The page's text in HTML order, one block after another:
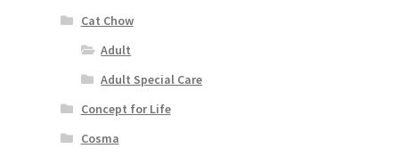
Cat Chow
Adult
Adult Special Care
Concept for Life
Cosma